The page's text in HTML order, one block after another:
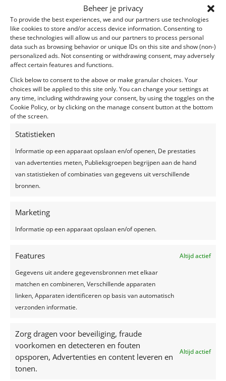
Beheer je privacy
To provide the best experiences, we and our partners use technologies
like cookies to store and/or access device information. Consenting to
these technologies will allow us and our partners to process personal
data such as browsing behavior or unique IDs on this site and show (non-)
personalized ads. Not consenting or withdrawing consent, may adversely
affect certain features and functions.
Click below to consent to the above or make granular choices. Your
choices will be applied to this site only. You can change your settings at
any time, including withdrawing your consent, by using the toggles on the
Cookie Policy, or by clicking on the manage consent button at the bottom
of the screen.
Statistieken
Informatie op een apparaat opslaan en/of openen, De prestaties
van advertenties meten, Publieksgroepen begrijpen aan de hand
van statistieken of combinaties van gegevens uit verschillende
bronnen.
Marketing
Informatie op een apparaat opslaan en/of openen.
Features
Altijd actief
Gegevens uit andere gegevensbronnen met elkaar
matchen en combineren, Verschillende apparaten
linken, Apparaten identificeren op basis van automatisch
verzonden informatie.
Zorg dragen voor beveiliging, fraude
voorkomen en detecteren en fouten
opsporen, Advertenties en content leveren en
tonen.
Altijd actief
Feestlocatie: ’t Rietlaer, Rillaar
Burgerlijk huwelijk: Gemeentehuis Haacht
Kerkelijk huwelijk: Sint-Lucia Kerk, Wespelaar
Thema: Disney
Fotografie:
Ingrediënten: Gospelkoor “The Day by Day Gospel
Singers”, ondergedompeld worden in het
Disneygebeuren, thematisch aankleden van de feest
locatie met als rode draad Beauty & the Beast,
Algemene decoratie via Maison des Fêtes.
[nggallery id=65]
Recente berichten
Trouwjurken trends 2024
Zelfgemaakte limonade, hét recept voor een
verkoelend drankje!